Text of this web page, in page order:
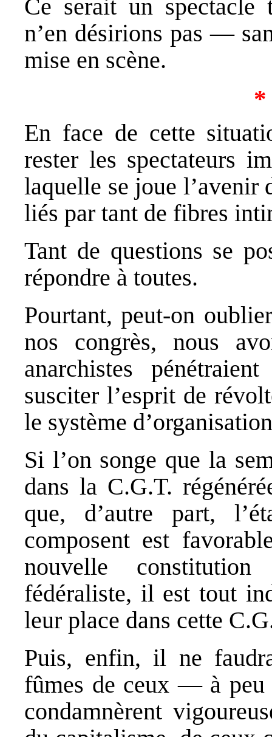
Ce serait un spectacle
n’en désirions pas —
mise en scène.
*
En face de cette
rester les spectateurs
laquelle se joue l’avenir
liés par tant de fibres
Tant de questions se
répondre à toutes.
Pourtant, peut-on
nos congrès, nous
anarchistes
susciter l’esprit de
le système
Si l’on songe que la
dans la C.G.T.
que, d’autre part,
composent est
nouvelle
fédéraliste, il est tout
leur place dans cette
Puis, enfin, il ne
fûmes de ceux — à
condamnèrent